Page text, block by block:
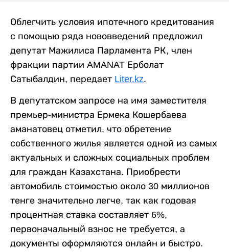
Облегчить условия ипотечного кредитования
с помощью ряда нововведений предложил
депутат Мажилиса Парламента РК, член
фракции партии AMANAT Ерболат
Сатыбалдин, передает Liter.kz.
В депутатском запросе на имя заместителя
премьер-министра Ермека Кошербаева
аманатовец отметил, что обретение
собственного жилья является одной из самых
актуальных и сложных социальных проблем
для граждан Казахстана. Приобрести
автомобиль стоимостью около 30 миллионов
тенге значительно легче, так как годовая
процентная ставка составляет 6%,
первоначальный взнос не требуется, а
документы оформляются онлайн и быстро.